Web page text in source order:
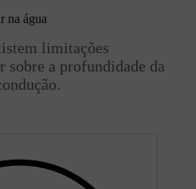
na água
limitações
sobre a profundidade da